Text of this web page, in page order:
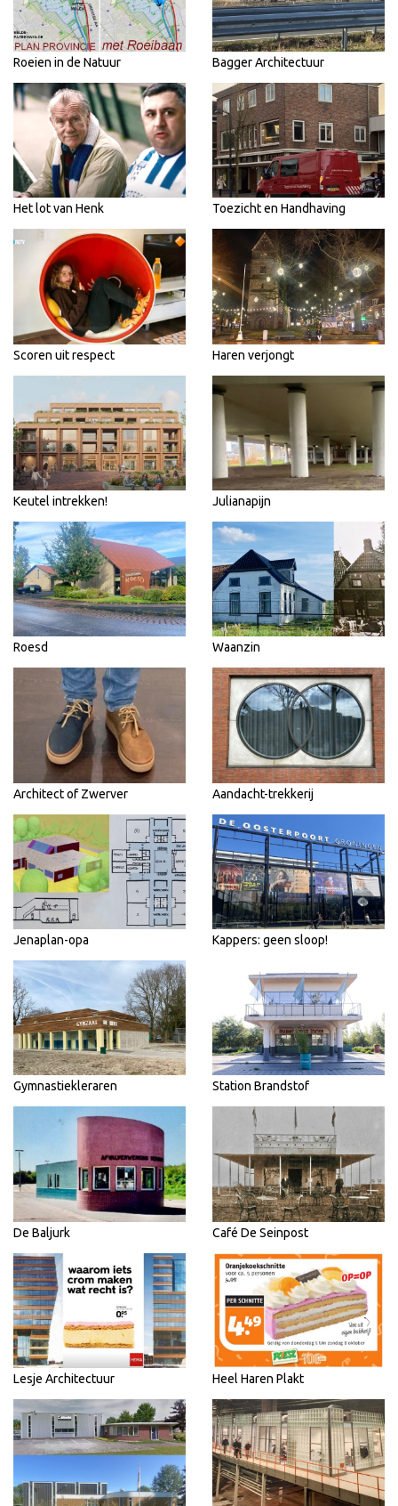
Roeien in de Natuur Bagger Architectuur
Het lot van Henk Toezicht en Handhaving
Scoren uit respect Haren verjongt
Keutel intrekken! Julianapijn
Roesd Waanzin
Architect of Zwerver Aandacht-trekkerij
Jenaplan-opa Kappers: geen sloop!
Gymnastiekleraren Station Brandstof
De Baljurk Café De Seinpost
Lesje Architectuur Heel Haren Plakt